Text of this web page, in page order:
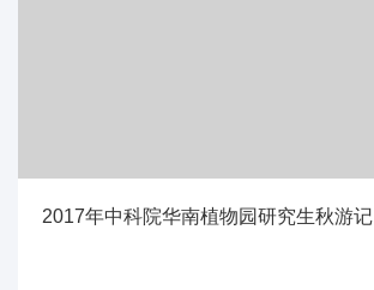
2017年中科院华南植物园研究生秋游记